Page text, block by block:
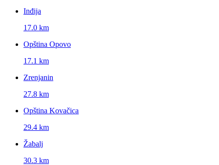
Inđija
17.0 km
Opština Opovo
17.1 km
Zrenjanin
27.8 km
Opština Kovačica
29.4 km
Žabalj
30.3 km